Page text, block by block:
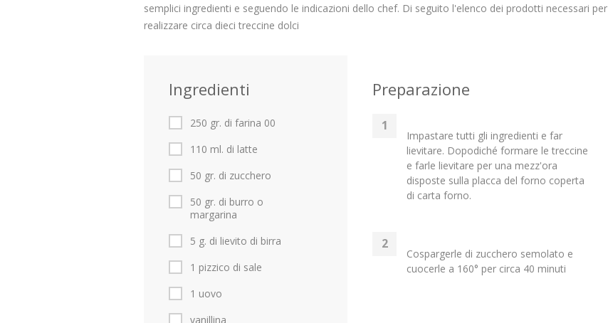
semplici ingredienti e seguendo le indicazioni dello chef. Di seguito l'elenco dei prodotti necessari per
realizzare circa dieci treccine dolci
Ingredienti
250 gr. di farina 00
110 ml. di latte
50 gr. di zucchero
50 gr. di burro o
margarina
5 g. di lievito di birra
1 pizzico di sale
1 uovo
vanillina
Preparazione
Impastare tutti gli ingredienti e far
lievitare. Dopodiché formare le treccine
e farle lievitare per una mezz'ora
disposte sulla placca del forno coperta
di carta forno.
Cospargerle di zucchero semolato e
cuocerle a 160° per circa 40 minuti